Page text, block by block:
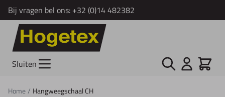
Bij vragen bel ons: +32 (0)14 482382
Ga naar de inhoud
Sluiten Zoek Cart
Home/ Hangweegschaal CH